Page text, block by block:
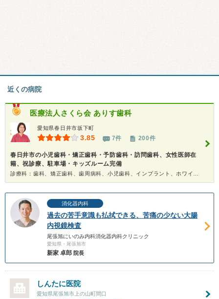
近くの病院
医療法人さくら会 ありす歯科
愛知県春日井市坂下町
3.85 7件 200件
春日井市の小児歯科・矯正歯科・予防歯科・訪問歯科、女性医師在
籍、祝診療、駐車場・キッズルーム完備
消化器内科
過去の苦手意識も払拭できる、苦痛の少ない大腸
内視鏡検査
尾張旭にいのみ内科消化器内科クリニック
愛知県・尾張旭市
新家 卓郎 院長
しんたに医院
愛知県尾張旭市上の山町間口